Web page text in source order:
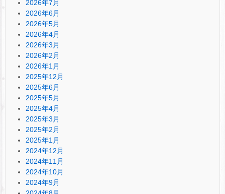
2026年7月
2026年6月
2026年5月
2026年4月
2026年3月
2026年2月
2026年1月
2025年12月
2025年6月
2025年5月
2025年4月
2025年3月
2025年2月
2025年1月
2024年12月
2024年11月
2024年10月
2024年9月